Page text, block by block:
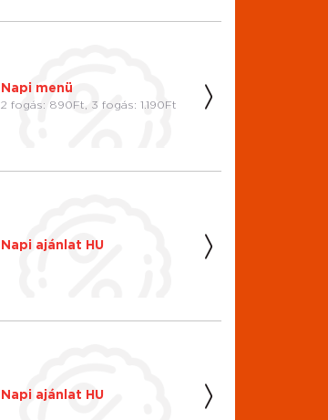
Napi menü
2 fogás: 890Ft, 3 fogás: 1.190Ft
Napi ajánlat HU
Napi ajánlat HU